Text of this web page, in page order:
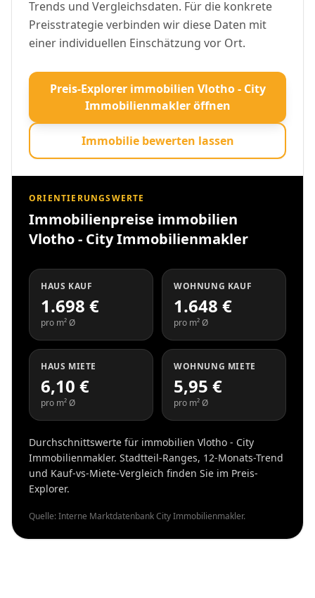
Trends und Vergleichsdaten. Für die konkrete
Preisstrategie verbinden wir diese Daten mit
einer individuellen Einschätzung vor Ort.
Preis-Explorer immobilien Vlotho - City
Immobilienmakler öffnen
Immobilie bewerten lassen
ORIENTIERUNGSWERTE
Immobilienpreise immobilien
Vlotho - City Immobilienmakler
HAUS KAUF
1.698 €
pro m² Ø
WOHNUNG KAUF
1.648 €
pro m² Ø
HAUS MIETE
6,10 €
pro m² Ø
WOHNUNG MIETE
5,95 €
pro m² Ø
Durchschnittswerte für immobilien Vlotho - City
Immobilienmakler. Stadtteil-Ranges, 12-Monats-Trend
und Kauf-vs-Miete-Vergleich finden Sie im Preis-
Explorer.
Quelle: Interne Marktdatenbank City Immobilienmakler.